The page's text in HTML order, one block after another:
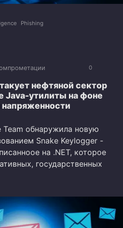
Phishing
0
нефтяной сектор
Java-утилиты на фоне
Team обнаружила новую
Snake Keylogger -
на .NET, которое
государственных